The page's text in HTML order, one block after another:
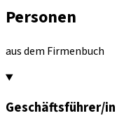
Personen
aus dem Firmenbuch
Geschäftsführer/in